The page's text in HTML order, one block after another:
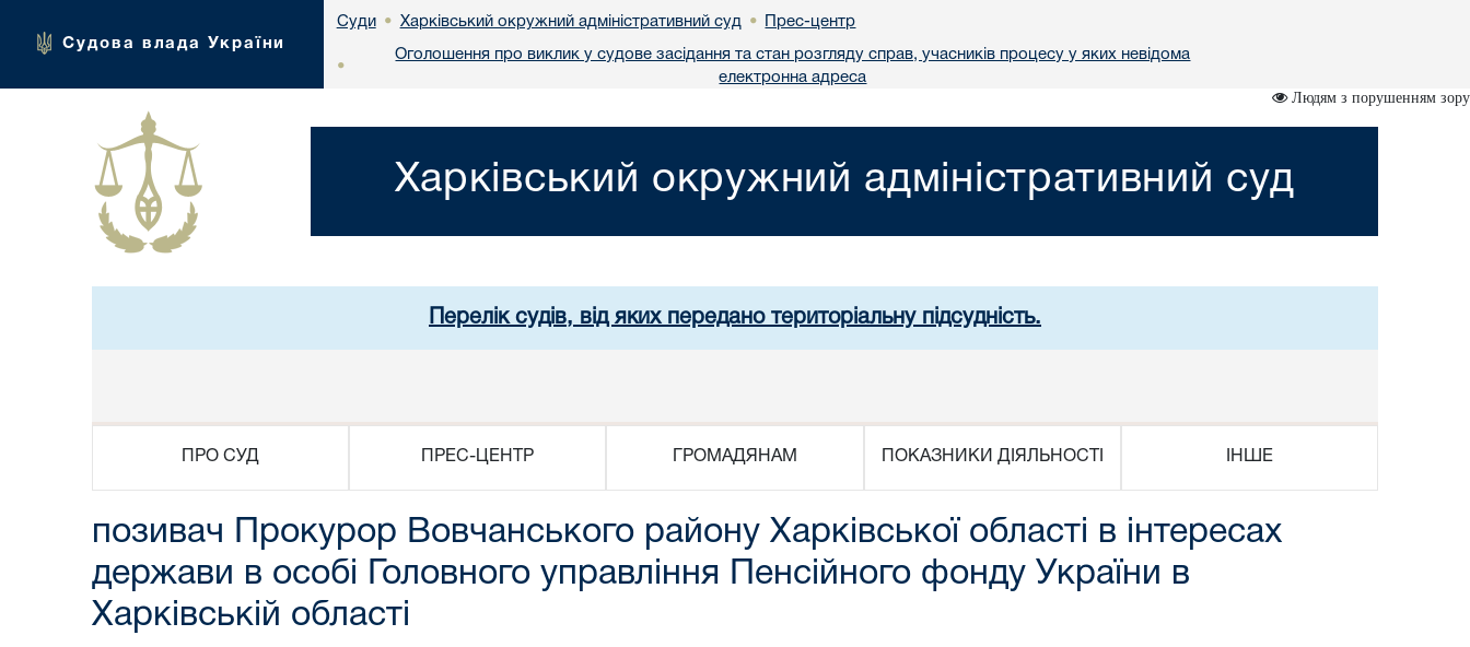
Судова влада України
Суди • Харківський окружний адміністративний суд • Прес-центр
•
Оголошення про виклик у судове засідання та стан розгляду справ, учасників процесу у яких невідома
електронна адреса
Людям з порушенням зору
Харківський окружний адміністративний суд
Перелік судів, від яких передано територіальну підсудність.
ПРО СУД ПРЕС-ЦЕНТР ГРОМАДЯНАМ ПОКАЗНИКИ ДІЯЛЬНОСТІ ІНШЕ
позивач Прокурор Вовчанського району Харківської області в інтересах
держави в особі Головного управління Пенсійного фонду України в
Харківській області